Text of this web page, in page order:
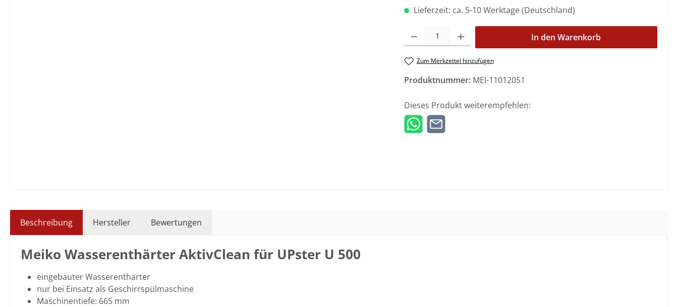
Lieferzeit: ca. 5-10 Werktage (Deutschland)
Produkt Anzahl: Gib den gewünschten Wert ein oder benutze die
In den Warenkorb
Zum Merkzettel hinzufügen
Produktnummer: MEI-11012051
Dieses Produkt weiterempfehlen:
Beschreibung Hersteller Bewertungen
Meiko Wasserenthärter AktivClean für UPster U 500
eingebauter Wasserenthärter
nur bei Einsatz als Geschirrspülmaschine
Maschinentiefe: 665 mm